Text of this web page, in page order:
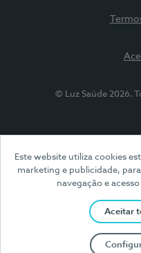
Este website utiliza cookies
marketing e publicidade,
navegação e
Aceitar
© Luz Saúde 2026.